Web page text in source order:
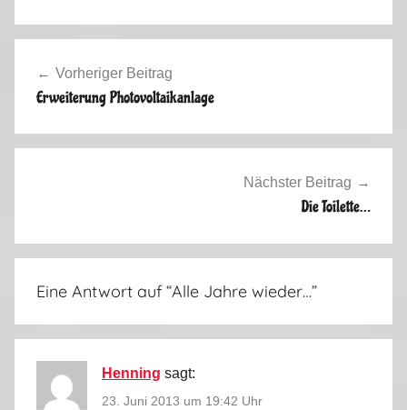
o
e
r
Vorheriger Beitrag
Erweiterung Photovoltaikanlage
Nächster Beitrag
Die Toilette…
Eine Antwort auf “Alle Jahre wieder…”
Henning sagt:
23. Juni 2013 um 19:42 Uhr